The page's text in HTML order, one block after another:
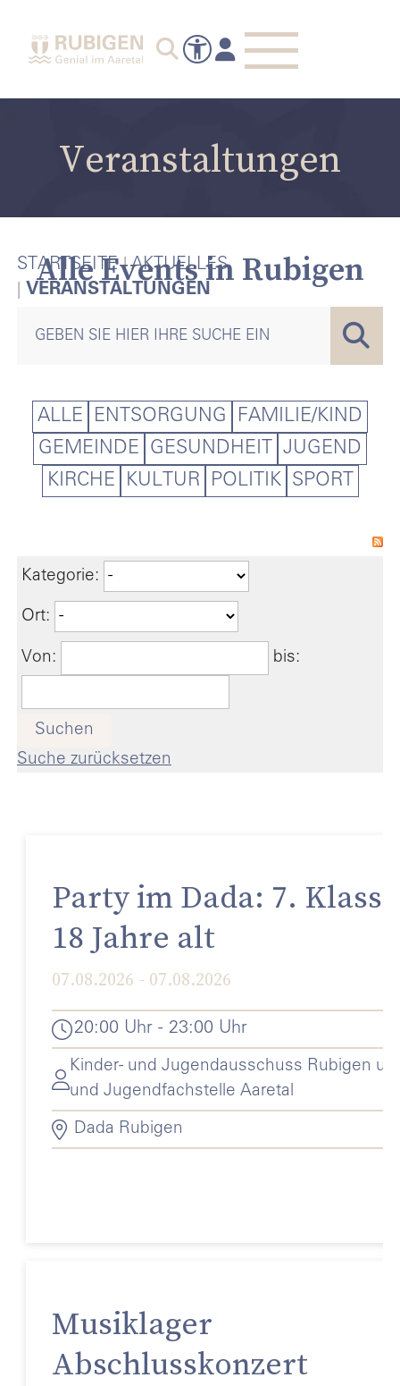
Veranstaltungen
STARTSEITE
AKTUELLES
VERANSTALTUNGEN
Alle Events in Rubigen
ALLE ENTSORGUNG
FAMILIE/KIND
GEMEINDE
GESUNDHEIT
JUGEND
KIRCHE
KULTUR POLITIK SPORT
Kategorie:
Ort:
Von: bis:
Suchen
Suche zurücksetzen
Party im Dada: 7.
18 Jahre alt
07.08.2026 - 07.08.2026
20:00 Uhr - 23:00 Uhr
Kinder- und Jugendausschuss Rubigen
und Jugendfachstelle Aaretal
Dada Rubigen
Musiklager
Abschlusskonzert